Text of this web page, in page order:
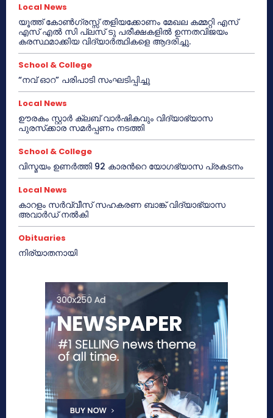
Local News
യൂത്ത് കോൺഗ്രസ്സ് തളിയക്കോണം മേഖല കമ്മറ്റി എസ്
എസ് എൽ സി പ്ലസ് ടു പരീക്ഷകളിൽ ഉന്നതവിജയം
കരസ്ഥമാക്കിയ വിദ്യാർത്ഥികളെ ആദരിച്ചു.
School & College
“നവ് ഓറ” പരിപാടി സംഘടിപ്പിച്ചു
Local News
ഊരകം സ്റ്റാർ ക്ലബ് വാർഷികവും വിദ്യാഭ്യാസ
പുരസ്‌ക്കാര സമർപ്പണം നടത്തി
School & College
വിസ്മയം ഉണർത്തി 92 കാരൻറെ യോഗഭ്യാസ പ്രകടനം
Local News
കാറളം സർവ്വീസ് സഹകരണ ബാങ്ക് വിദ്യാഭ്യാസ
അവാർഡ് നൽകി
Obituaries
നിര്യാതനായി